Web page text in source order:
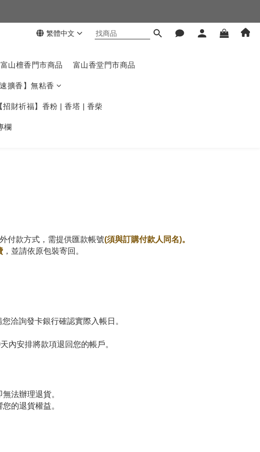
繁體中文
富山檀香門市商品 富山香堂門市商品
速擴香】無粘香
【招財祈福】香粉 | 香塔 | 香柴
欄
付款方式，需提供匯款帳號(須與訂購付款人同名)。
，並請依原包裝寄回。
洽詢發卡銀行確認實際入帳日。
安排將款項退回您的帳戶。
法辦理退貨。
的退貨權益。